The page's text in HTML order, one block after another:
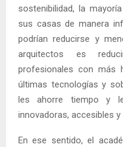
sostenibilidad, la
sus casas de manera
podrían reducirse y
arquitectos es
profesionales con más
últimas tecnologías y
les ahorre tiempo y
innovadoras, accesibles y
En ese sentido, el